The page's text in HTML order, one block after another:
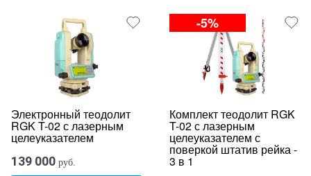
Электронный теодолит
RGK T-02 с лазерным
целеуказателем
139 000 руб.
-5%
Комплект теодолит RGK
T-02 с лазерным
целеуказателем с
поверкой штатив рейка -
3 в 1